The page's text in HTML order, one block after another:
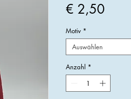
€ 2,50
Motiv *
Auswählen
Anzahl *